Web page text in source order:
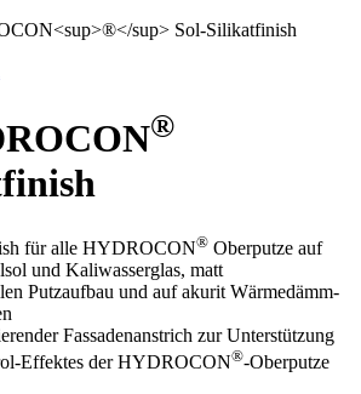
®
für alle HYDROCON® Oberputze auf
und Kaliwasserglas, matt
Putzaufbau und auf akurit Wärmedämm-
Fassadenanstrich zur Unterstützung
Effektes der HYDROCON®-Oberputze